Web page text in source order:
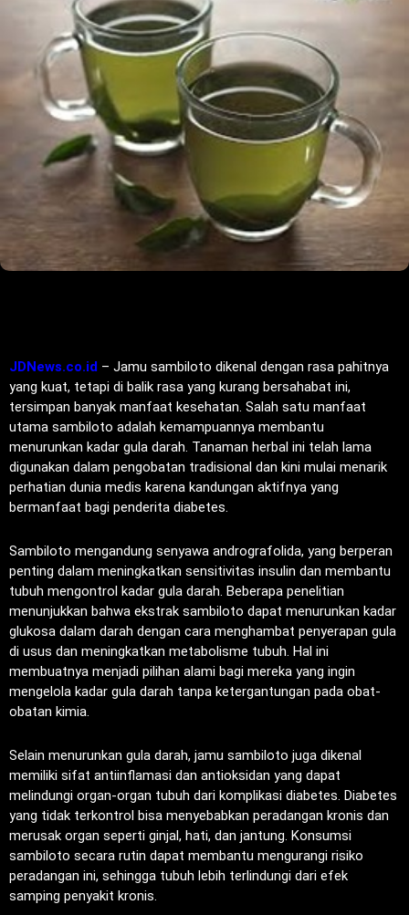
JDNews.co.id – Jamu sambiloto dikenal dengan rasa pahitnya
yang kuat, tetapi di balik rasa yang kurang bersahabat ini,
tersimpan banyak manfaat kesehatan. Salah satu manfaat
utama sambiloto adalah kemampuannya membantu
menurunkan kadar gula darah. Tanaman herbal ini telah lama
digunakan dalam pengobatan tradisional dan kini mulai menarik
perhatian dunia medis karena kandungan aktifnya yang
bermanfaat bagi penderita diabetes.
Sambiloto mengandung senyawa andrografolida, yang berperan
penting dalam meningkatkan sensitivitas insulin dan membantu
tubuh mengontrol kadar gula darah. Beberapa penelitian
menunjukkan bahwa ekstrak sambiloto dapat menurunkan kadar
glukosa dalam darah dengan cara menghambat penyerapan gula
di usus dan meningkatkan metabolisme tubuh. Hal ini
membuatnya menjadi pilihan alami bagi mereka yang ingin
mengelola kadar gula darah tanpa ketergantungan pada obat-
obatan kimia.
Selain menurunkan gula darah, jamu sambiloto juga dikenal
memiliki sifat antiinflamasi dan antioksidan yang dapat
melindungi organ-organ tubuh dari komplikasi diabetes. Diabetes
yang tidak terkontrol bisa menyebabkan peradangan kronis dan
merusak organ seperti ginjal, hati, dan jantung. Konsumsi
sambiloto secara rutin dapat membantu mengurangi risiko
peradangan ini, sehingga tubuh lebih terlindungi dari efek
samping penyakit kronis.